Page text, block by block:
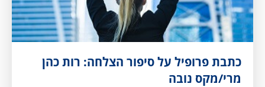
כתבת פרופיל על סיפור הצלחה: רות כהן
מרי/מקס נובה